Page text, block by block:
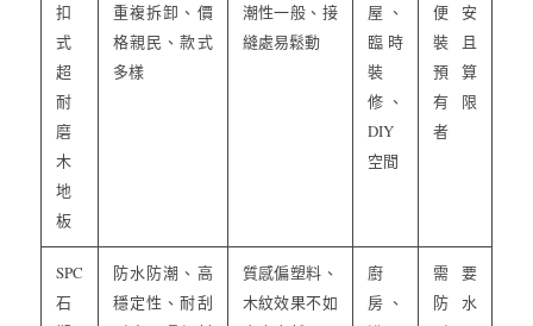
扣
式
超
耐
磨
木
地
板
重複拆卸、價
格親民、款式
多樣
潮性一般、接
縫處易鬆動
屋、
臨時
裝
修、
DIY
空間
便安
裝且
預算
有限
者
SPC
石
防水防潮、高
穩定性、耐刮
質感偏塑料、
木紋效果不如
廚
房、
需要
防水